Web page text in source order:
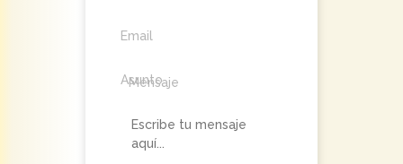
Email
Asunto
No soy un robot.
Mensaje